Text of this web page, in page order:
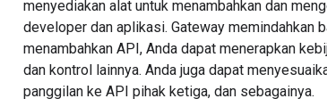
menyediakan alat untuk menambahkan dan
developer dan aplikasi. Gateway memindahkan
menambahkan API, Anda dapat menerapkan
dan kontrol lainnya. Anda juga dapat
panggilan ke API pihak ketiga, dan sebagainya.